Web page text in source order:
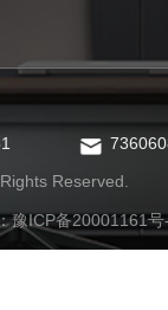
Reserved.
豫ICP备20001161号